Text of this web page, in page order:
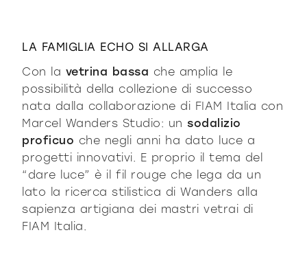
LA FAMIGLIA ECHO SI ALLARGA
Con la vetrina bassa che amplia le
possibilità della collezione di successo
nata dalla collaborazione di FIAM Italia con
Marcel Wanders Studio: unsodalizio
proficuo che negli anni ha dato luce a
progetti innovativi. E proprio il tema del
“dare luce” è il fil rouge che lega da un
lato la ricerca stilistica di Wanders alla
sapienza artigiana dei mastri vetrai di
FIAM Italia.